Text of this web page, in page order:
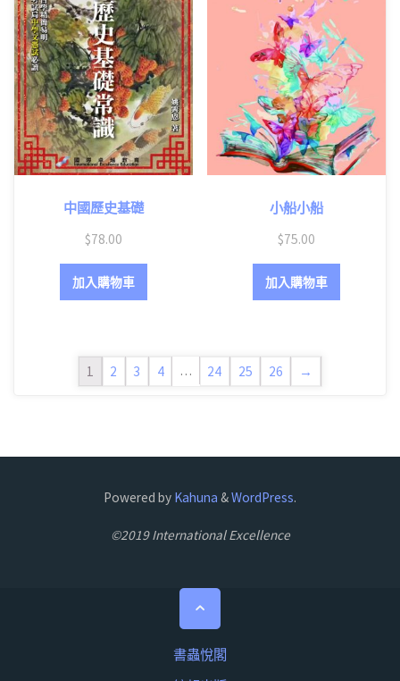
中國歷史基礎
$78.00
加入購物車
小船小船
$75.00
加入購物車
1 2 3 4 … 24 25 26 →
Powered by Kahuna &WordPress.
©2019 International Excellence
書蟲悅閣
Back
to
Top